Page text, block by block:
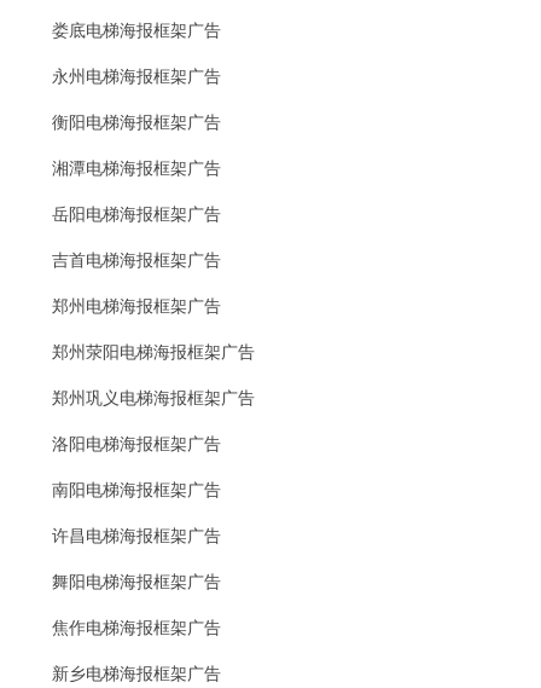
娄底电梯海报框架广告
永州电梯海报框架广告
衡阳电梯海报框架广告
湘潭电梯海报框架广告
岳阳电梯海报框架广告
吉首电梯海报框架广告
郑州电梯海报框架广告
郑州荥阳电梯海报框架广告
郑州巩义电梯海报框架广告
洛阳电梯海报框架广告
南阳电梯海报框架广告
许昌电梯海报框架广告
舞阳电梯海报框架广告
焦作电梯海报框架广告
新乡电梯海报框架广告